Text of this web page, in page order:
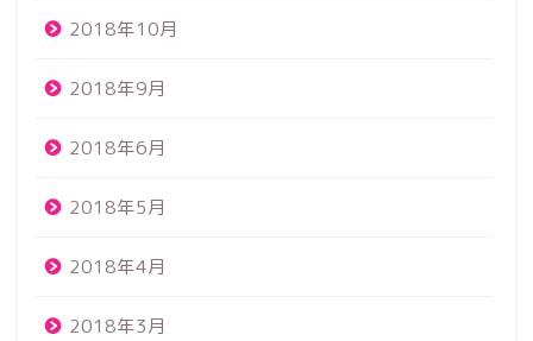
2018年10月
2018年9月
2018年6月
2018年5月
2018年4月
2018年3月